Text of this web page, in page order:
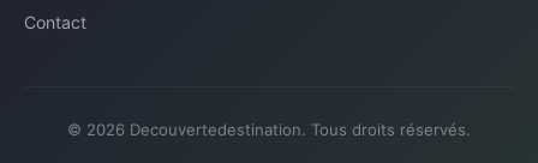
Contact
© 2026 Decouvertedestination. Tous droits réservés.